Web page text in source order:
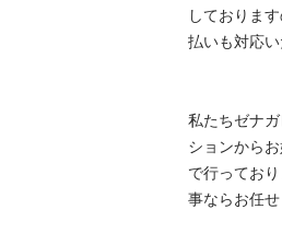
しておりま
払いも対応い
私たちゼナ
ションから
で行ってお